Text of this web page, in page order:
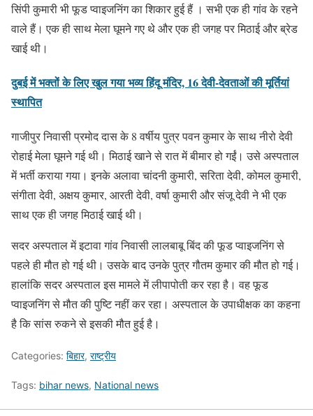
सिंपी कुमारी भी फूड प्वाइजनिंग का शिकार हुई हैं । सभी एक ही गांव के रहने
वाले हैं। एक ही साथ मेला घूमने गए थे और एक ही जगह पर मिठाई और ब्रेड
खाई थी।
दुबई में भक्तों के लिए खुल गया भव्य हिंदू मंदिर, 16 देवी-देवताओं की मूर्तियां
स्थापित
गाजीपुर निवासी प्रमोद दास के 8 वर्षीय पुत्र पवन कुमार के साथ नीरो देवी
रोहाई मेला घूमने गई थी। मिठाई खाने से रात में बीमार हो गईं। उसे अस्पताल
में भर्ती कराया गया। इनके अलावा चांदनी कुमारी, सरिता देवी, कोमल कुमारी,
संगीता देवी, अक्षय कुमार, आरती देवी, वर्षा कुमारी और संजू देवी ने भी एक
साथ एक ही जगह मिठाई खाई थी।
सदर अस्पताल में इटावा गांव निवासी लालबाबू बिंद की फूड प्वाइजनिंग से
पहले ही मौत हो गई थी। उसके बाद उनके पुत्र गौतम कुमार की मौत हो गई।
हालांकि सदर अस्पताल इस मामले में लीपापोती कर रहा है। वह फूड
प्वाइजनिंग से मौत की पुष्टि नहीं कर रहा। अस्पताल के उपाधीक्षक का कहना
है कि सांस रुकने से इसकी मौत हुई है।
Categories: बिहार, राष्ट्रीय
Tags: bihar news, National news